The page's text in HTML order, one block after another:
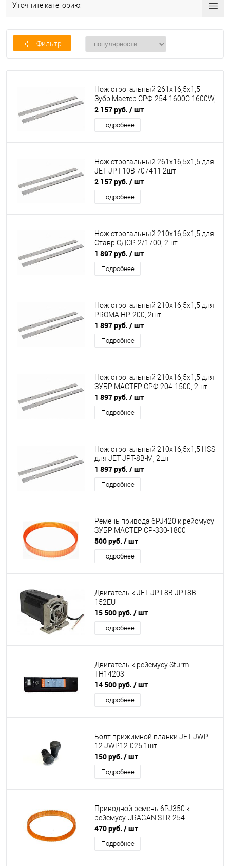
Уточните категорию:
Фильтр
Нож строгальный 261x16,5x1,5
Зубр Мастер СРФ-254-1600С 1600W,
2шт
2 157 руб. / шт
Подробнее
Нож строгальный 261x16,5x1,5 для
JET JPT-10B 707411 2шт
2 157 руб. / шт
Подробнее
Нож строгальный 210x16,5x1,5 для
Ставр СДСР-2/1700, 2шт
1 897 руб. / шт
Подробнее
Нож строгальный 210x16,5x1,5 для
PROMA HP-200, 2шт
1 897 руб. / шт
Подробнее
Нож строгальный 210x16,5x1,5 для
ЗУБР МАСТЕР СРФ-204-1500, 2шт
1 897 руб. / шт
Подробнее
Нож строгальный 210x16,5x1,5 HSS
для JET JPT-8B-M, 2шт
1 897 руб. / шт
Подробнее
Ремень привода 6PJ420 к рейсмусу
ЗУБР МАСТЕР СР-330-1800
500 руб. / шт
Подробнее
Двигатель к JET JPT-8B JPT8B-
152EU
15 500 руб. / шт
Подробнее
Двигатель к рейсмусу Sturm
TH14203
14 500 руб. / шт
Подробнее
Болт прижимной планки JET JWP-
12 JWP12-025 1шт
150 руб. / шт
Подробнее
Приводной ремень 6PJ350 к
рейсмусу URAGAN STR-254
470 руб. / шт
Подробнее